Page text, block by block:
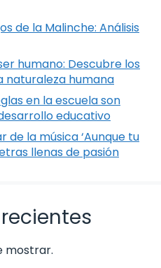
de la Malinche: Análisis
humano: Descubre los
naturaleza humana
en la escuela son
educativo
la música ‘Aunque tu
llenas de pasión
mostrar.